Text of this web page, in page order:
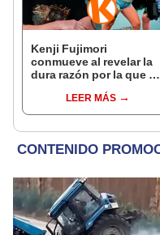
Kenji Fujimori
conmueve al revelar la
dura razón por la que no
esposa Erika Muñóz: "El
proceso judicial"
LEER MÁS